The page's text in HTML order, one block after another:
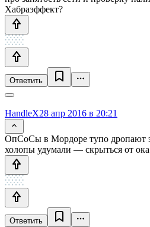
Хабраэффект?
Ответить
HandleX28 апр 2016 в 20:21
ОпСоСы в Мордоре тупо
холопы удумали — скрыться от
Ответить